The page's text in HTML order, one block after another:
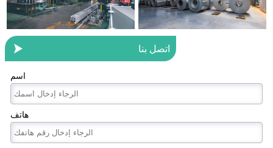
 اتصل بنا
اسم
هاتف